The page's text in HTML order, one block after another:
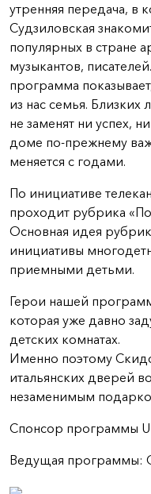
утренняя передача, в
Судзиловская
популярных в стране
музыкантов,
программа
из нас семья. Близких
не заменят ни успех,
доме по-прежнему
меняется с годами.
По инициативе
проходит рубрика
Основная идея
инициативы
приемными детьми.
Герои нашей
которая уже давно
детских комнатах.
Именно поэтому
итальянских дверей
незаменимым
Спонсор программы
Ведущая программы: